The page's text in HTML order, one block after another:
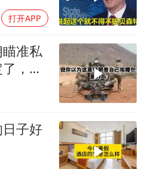
打开APP
准私
，被
子好